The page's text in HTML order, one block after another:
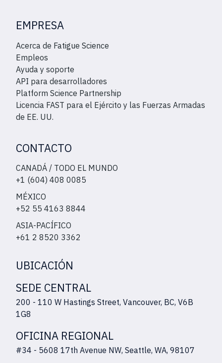
EMPRESA
Acerca de Fatigue Science
Empleos
Ayuda y soporte
API para desarrolladores
Platform Science Partnership
Licencia FAST para el Ejército y las Fuerzas Armadas
de EE. UU.
CONTACTO
CANADÁ / TODO EL MUNDO
+1 (604) 408 0085
MÉXICO
+52 55 4163 8844
ASIA-PACÍFICO
+61 2 8520 3362
UBICACIÓN
SEDE CENTRAL
200 - 110 W Hastings Street, Vancouver, BC, V6B
1G8
OFICINA REGIONAL
#34 - 5608 17th Avenue NW, Seattle, WA, 98107